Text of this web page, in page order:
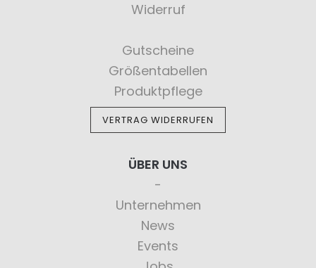
Widerruf
Gutscheine
Größentabellen
Produktpflege
VERTRAG WIDERRUFEN
ÜBER UNS
Unternehmen
News
Events